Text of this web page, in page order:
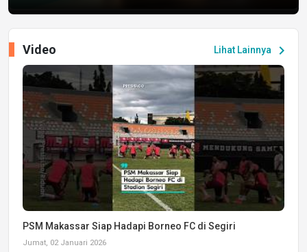
Lihat Lainnya chevron_right
Video
PSM Makassar Siap Hadapi Borneo FC di Segiri
Jumat, 02 Januari 2026